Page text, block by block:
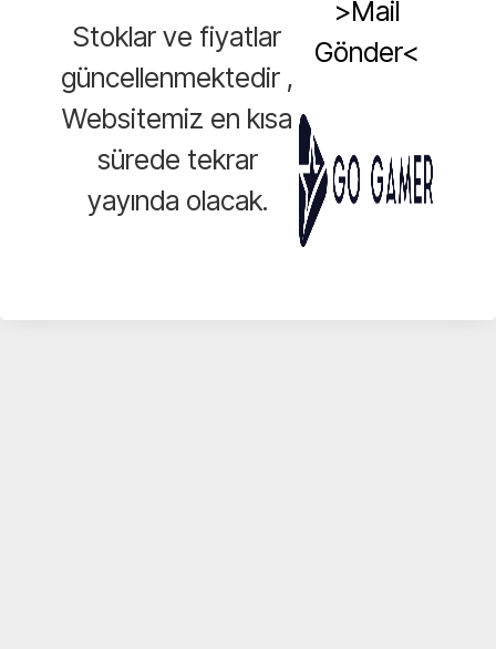
Stoklar ve fiyatlar
güncellenmektedir ,
Websitemiz en kısa
sürede tekrar
yayında olacak.
>Mail
Gönder<